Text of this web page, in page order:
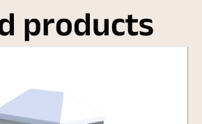
products